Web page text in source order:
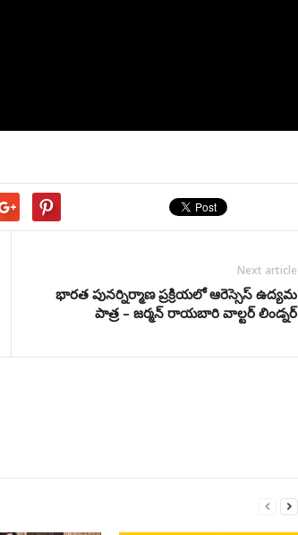
Next article
భారత పునర్నిర్మాణ ప్రక్రియలో ఆరెస్సెస్ ఉద్యమ
పాత్ర – జర్మన్ రాయబారి వాల్టర్ లిండ్నర్